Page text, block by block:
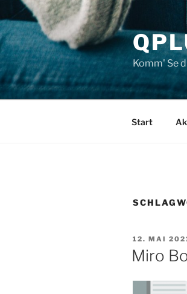
Inhalt
springen
Komm' Se
Start
AM
12. MAI
Miro